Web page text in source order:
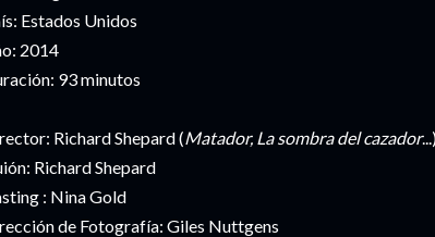
Estados Unidos
2014
93 minutos
Richard Shepard (Matador, La sombra del cazador
Richard Shepard
: Nina Gold
de Fotografía: Giles Nuttgens